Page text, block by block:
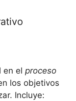
en el proceso
los objetivos
Incluye: